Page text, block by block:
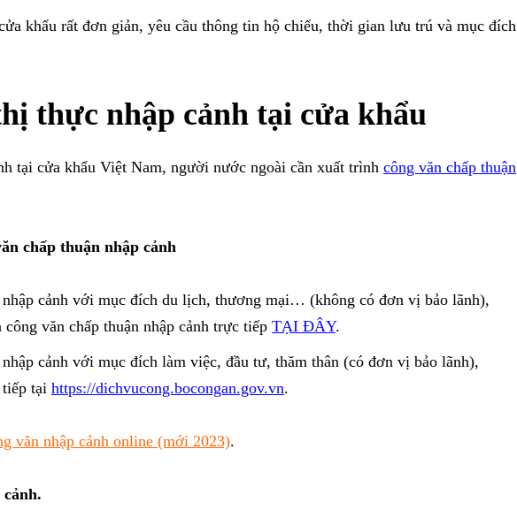
khẩu rất đơn giản, yêu cầu thông tin hộ chiếu, thời gian lưu trú và mục đích
thực nhập cảnh tại cửa khẩu
tại cửa khẩu Việt Nam, người nước ngoài cần xuất trình công văn chấp thuận
chấp thuận nhập cảnh
cảnh với mục đích du lịch, thương mại… (không có đơn vị bảo lãnh),
văn chấp thuận nhập cảnh trực tiếp TẠI ĐÂY.
cảnh với mục đích làm việc, đầu tư, thăm thân (có đơn vị bảo lãnh),
tại https://dichvucong.bocongan.gov.vn.
văn nhập cảnh online (mới 2023).